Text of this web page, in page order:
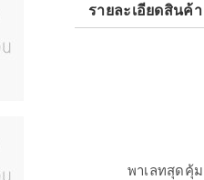
รายละเอียดสินค้า
พาเลทสุดคุ้